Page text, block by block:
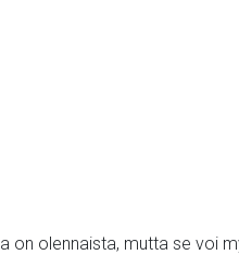
on olennaista, mutta se voi